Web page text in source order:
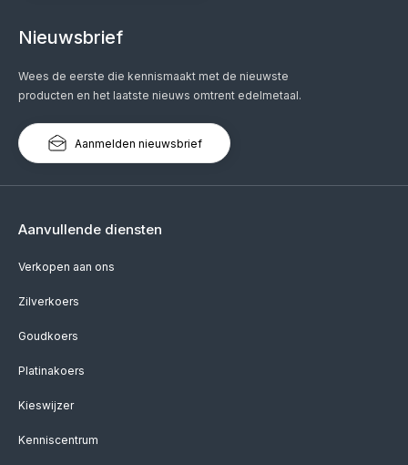
Nieuwsbrief
Wees de eerste die kennismaakt met de nieuwste
producten en het laatste nieuws omtrent edelmetaal.
Aanmelden nieuwsbrief
Aanvullende diensten
Verkopen aan ons
Zilverkoers
Goudkoers
Platinakoers
Kieswijzer
Kenniscentrum